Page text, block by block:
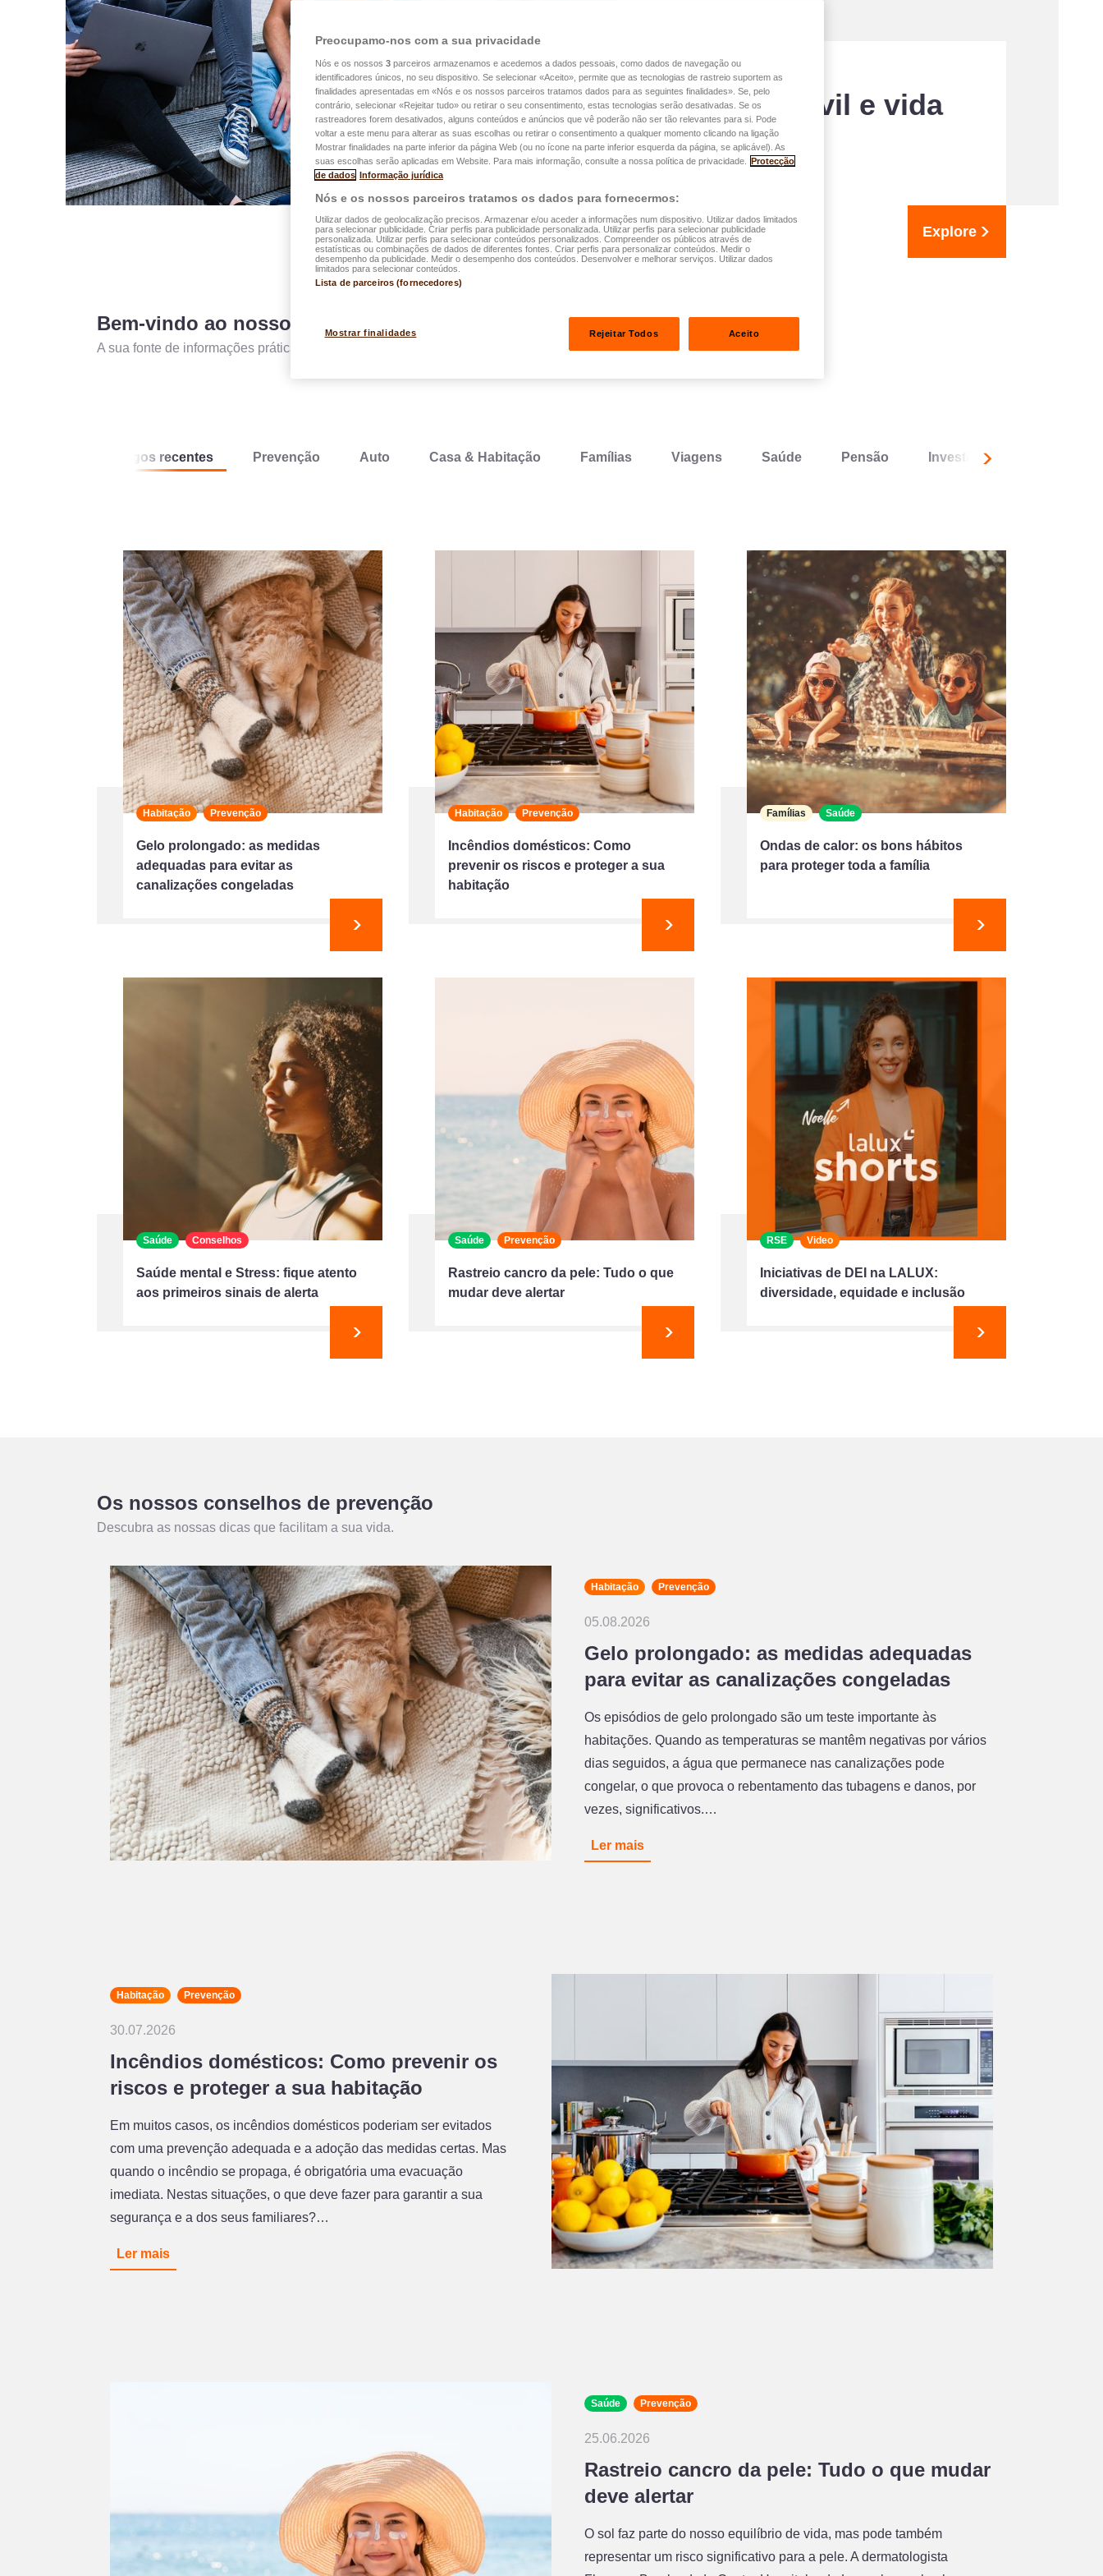
Responsabilidade civil e vida
de estudante
Explore
Bem-vindo ao nosso blog!
A sua fonte de informações práticas e dicas úteis para acompanhá-lo em cada etapa da sua vida com tranquilidade.
Seguindo
Artigos recentes Prevenção Auto Casa & Habitação Famílias Viagens Saúde Pensão Investimento
Habitação Prevenção
Gelo prolongado: as medidas
adequadas para evitar as
canalizações congeladas
Seguinte
Habitação Prevenção
Incêndios domésticos: Como
prevenir os riscos e proteger a sua
habitação
Seguinte
Famílias Saúde
Ondas de calor: os bons hábitos
para proteger toda a família
Seguinte
Saúde Conselhos
Saúde mental e Stress: fique atento
aos primeiros sinais de alerta
Seguinte
Saúde Prevenção
Rastreio cancro da pele: Tudo o que
mudar deve alertar
Seguinte
RSE Video
Iniciativas de DEI na LALUX:
diversidade, equidade e inclusão
Seguinte
Os nossos conselhos de prevenção
Descubra as nossas dicas que facilitam a sua vida.
Habitação Prevenção
05.08.2026
Gelo prolongado: as medidas adequadas
para evitar as canalizações congeladas
Os episódios de gelo prolongado são um teste importante às
habitações. Quando as temperaturas se mantêm negativas por vários
dias seguidos, a água que permanece nas canalizações pode
congelar, o que provoca o rebentamento das tubagens e danos, por
vezes, significativos.…
Ler mais
Habitação Prevenção
30.07.2026
Incêndios domésticos: Como prevenir os
riscos e proteger a sua habitação
Em muitos casos, os incêndios domésticos poderiam ser evitados
com uma prevenção adequada e a adoção das medidas certas. Mas
quando o incêndio se propaga, é obrigatória uma evacuação
imediata. Nestas situações, o que deve fazer para garantir a sua
segurança e a dos seus familiares?…
Ler mais
Saúde Prevenção
25.06.2026
Rastreio cancro da pele: Tudo o que mudar
deve alertar
O sol faz parte do nosso equilíbrio de vida, mas pode também
representar um risco significativo para a pele. A dermatologista
Preocupamo-nos com a sua privacidade
Nós e os nossos 3 parceiros armazenamos e acedemos a dados pessoais, como dados de navegação ou
identificadores únicos, no seu dispositivo. Se selecionar «Aceito», permite que as tecnologias de rastreio suportem as
finalidades apresentadas em «Nós e os nossos parceiros tratamos dados para as seguintes finalidades». Se, pelo
contrário, selecionar «Rejeitar tudo» ou retirar o seu consentimento, estas tecnologias serão desativadas. Se os
rastreadores forem desativados, alguns conteúdos e anúncios que vê poderão não ser tão relevantes para si. Pode
voltar a este menu para alterar as suas escolhas ou retirar o consentimento a qualquer momento clicando na ligação
Mostrar finalidades na parte inferior da página Web (ou no ícone na parte inferior esquerda da página, se aplicável). As
suas escolhas serão aplicadas em Website. Para mais informação, consulte a nossa política de privacidade.
Protecção
de dados Informação jurídica
Nós e os nossos parceiros tratamos os dados para fornecermos:
Utilizar dados de geolocalização precisos. Armazenar e/ou aceder a informações num dispositivo. Utilizar dados limitados
para selecionar publicidade. Criar perfis para publicidade personalizada. Utilizar perfis para selecionar publicidade
personalizada. Utilizar perfis para selecionar conteúdos personalizados. Compreender os públicos através de
estatísticas ou combinações de dados de diferentes fontes. Criar perfis para personalizar conteúdos. Medir o
desempenho da publicidade. Medir o desempenho dos conteúdos. Desenvolver e melhorar serviços. Utilizar dados
limitados para selecionar conteúdos.
Lista de parceiros (fornecedores)
Mostrar finalidades Rejeitar Todos Aceito